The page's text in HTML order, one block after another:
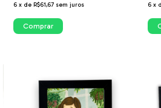
6 x de R$61,67 sem juros
Comprar
6 x